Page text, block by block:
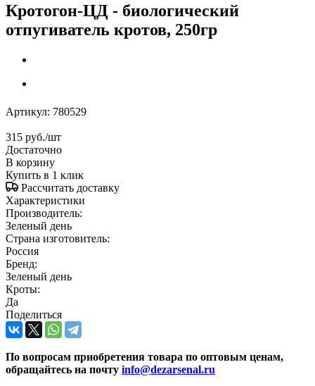
Кротогон-ЦД - биологический
отпугиватель кротов, 250гр
Артикул: 780529
315 руб./шт
Достаточно
В корзину
Купить в 1 клик
Рассчитать доставку
Характеристики
Производитель:
Зеленый день
Страна изготовитель:
Россия
Бренд:
Зеленый день
Кроты:
Да
Поделиться
По вопросам приобретения товара по оптовым ценам,
обращайтесь на почту info@dezarsenal.ru